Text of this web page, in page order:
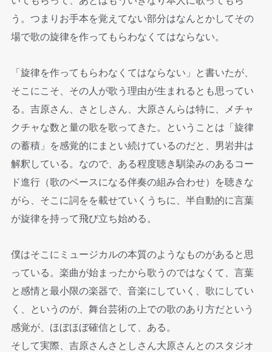
う。つまりお手本を覚えてない部分はなんとかしてその
場で歌の旋律を作ってもらわなくてはならない。
「旋律を作ってもらわなくてはならない」と書いたが、
そこにこそ、その人が歌う理由が生まれるとも思ってい
る。吉原さん、さとしさん、大原さんらは特に、メチャ
クチャな数と量の歌を歌ってきた。ということは「旋律
の蓄積」を感覚的にまとい続けているのだと、男岩井は
解釈している。なので、ある程度聴き馴染みのあるコー
ド進行（歌のベースになる伴奏の組み合わせ）を聴きな
がら、そこに詞をを載せていくうちに、半自動的に言葉
が旋律を持って飛び立ち始める。
僕はそこにミュージカルの本質のようなものがあると思
っている。楽曲が始まったから歌うのではなくて、言葉
と感情と最小限の楽器で、音楽にしていく、歌にしてい
く、というのが、舞台芸術の上での歌のあり方だという
感覚が、ほぼほぼ確信として、ある。
そして実際、吉原さんさとしさん大原さんとのスタジオ